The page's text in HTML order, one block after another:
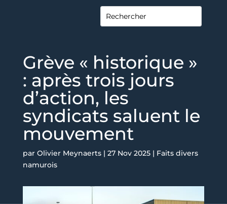
Grève « historique »
: après trois jours
d’action, les
syndicats saluent le
mouvement
par Olivier Meynaerts| 27 Nov 2025| Faits divers
namurois